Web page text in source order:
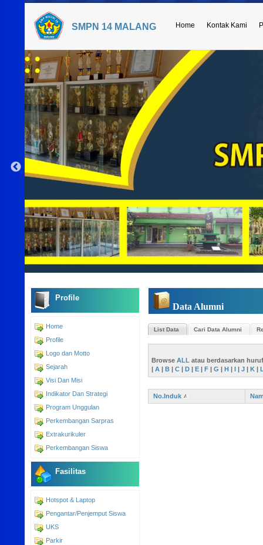
SMPN 14 MALANG Home Kontak Kami
Serah Terima Jabatan Kepala Sekolah
Profile
Home
Profile
Logo dan Motto
Sejarah
Visi Dan Misi
Indikator Dan Strategi
Program Unggulan
Perkembangan Sarpras
Extrakurikuler
Perkembangan Siswa
Fasilitas
Hotspot & Laptop
Pengantar/Penjemput Siswa
UKS
Parkir
Data Alumni
List Data Cari Data Alumni
BrowseALL atau berdasarkan
|A |B |C |D |E |F |G |H |I |J |K |
No.Induk